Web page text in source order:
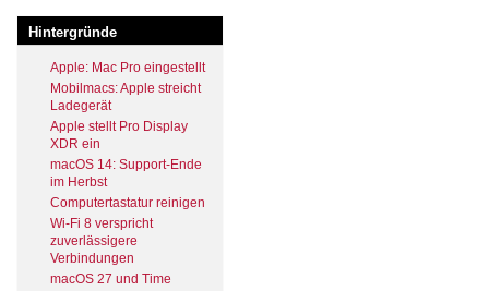
Hintergründe
Apple: Mac Pro eingestellt
Mobilmacs: Apple streicht
Ladegerät
Apple stellt Pro Display
XDR ein
macOS 14: Support-Ende
im Herbst
Computertastatur reinigen
Wi-Fi 8 verspricht
zuverlässigere
Verbindungen
macOS 27 und Time